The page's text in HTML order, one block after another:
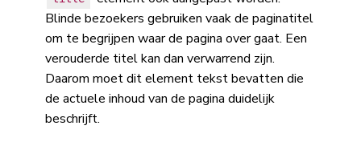
Blinde bezoekers gebruiken vaak de paginatitel
om te begrijpen waar de pagina over gaat. Een
verouderde titel kan dan verwarrend zijn.
Daarom moet dit element tekst bevatten die
de actuele inhoud van de pagina duidelijk
beschrijft.